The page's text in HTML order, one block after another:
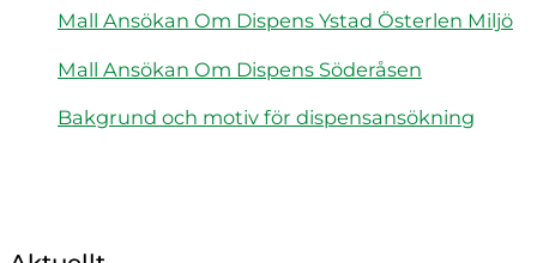
Mall Ansökan Om Dispens Ystad Österlen Miljö
Mall Ansökan Om Dispens Söderåsen
Bakgrund och motiv för dispensansökning